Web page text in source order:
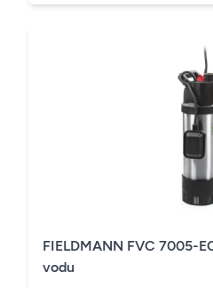
FIELDMANN FVC 7005-
vodu